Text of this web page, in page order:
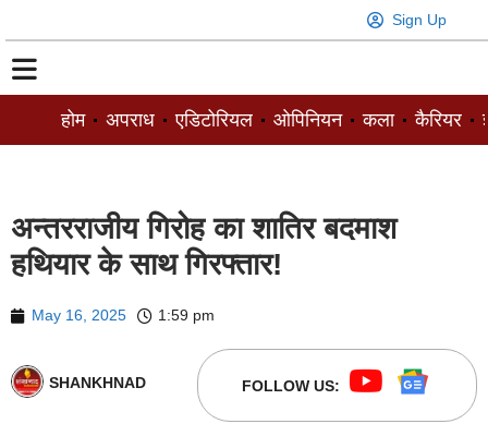
Sign Up
होम अपराध एडिटोरियल ओपिनियन कला कैरियर
अन्तरराजीय गिरोह का शातिर बदमाश
हथियार के साथ गिरफ्तार!
May 16, 2025 1:59 pm
SHANKHNAD FOLLOW US: